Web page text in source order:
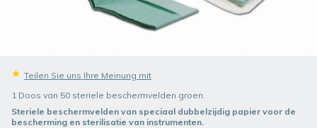
Teilen Sie uns Ihre Meinung mit
1 Doos van 50 steriele beschermvelden groen.
Steriele beschermvelden van speciaal dubbelzijdig papier voor de
bescherming en sterilisatie van instrumenten.